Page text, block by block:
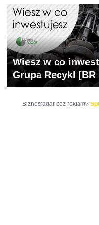
Wiesz w co
Grupa Recykl [BR
Biznesradar bez reklam?